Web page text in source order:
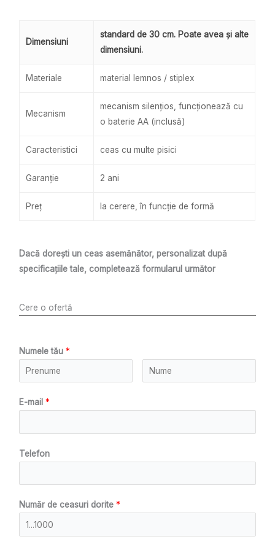
Dimensiuni
standard de 30 cm. Poate avea și alte
dimensiuni.
Materiale material lemnos / stiplex
Mecanism
mecanism silențios, funcționează cu
o baterie AA (inclusă)
Caracteristici ceas cu multe pisici
Garanție 2 ani
Preț la cerere, în funcție de formă
Dacă dorești un ceas asemănător, personalizat după
specificațiile tale, completează formularul următor
Cere o ofertă
Numele tău*
E-mail*
Telefon
Număr de ceasuri dorite*